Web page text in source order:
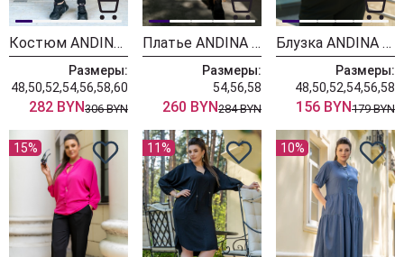
Костюм ANDINA 942 черный
Размеры:
48,50,52,54,56,58,60
282 BYN306 BYN
Платье ANDINA 820 черный
Размеры:
54,56,58
260 BYN284 BYN
Блузка ANDINA 117 черный
Размеры:
48,50,52,54,56,58
156 BYN179 BYN
15% 11% 10%